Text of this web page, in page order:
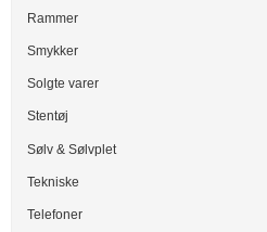
Rammer
Smykker
Solgte varer
Stentøj
Sølv & Sølvplet
Tekniske
Telefoner